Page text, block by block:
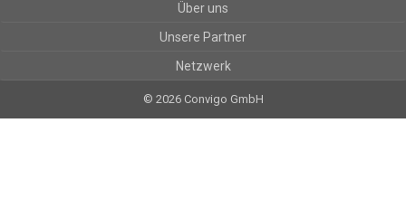
Über uns
Unsere Partner
Netzwerk
© 2026 Convigo GmbH